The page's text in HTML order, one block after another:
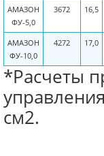
АМАЗОН
ФУ-5,0
3672 16,5
АМАЗОН
ФУ-10,0
4272 17,0
*Расчеты
см2.